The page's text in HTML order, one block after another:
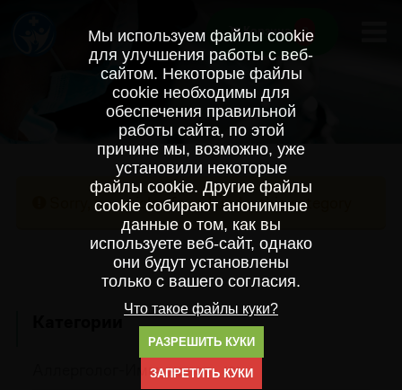
Корзина 0
Sorry, no articles found under this category
Аллерголог-Иммунолог (0)
Мы используем файлы cookie
для улучшения работы с веб-
сайтом. Некоторые файлы
cookie необходимы для
обеспечения правильной
работы сайта, по этой
причине мы, возможно, уже
установили некоторые
файлы cookie. Другие файлы
cookie собирают анонимные
данные о том, как вы
используете веб-сайт, однако
они будут установлены
только с вашего согласия.
Что такое файлы куки?
РАЗРЕШИТЬ КУКИ
ЗАПРЕТИТЬ КУКИ